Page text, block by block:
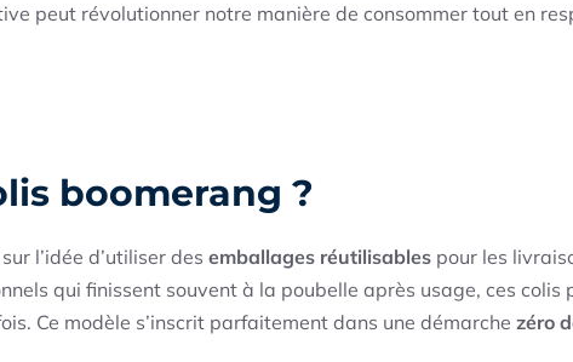
peut révolutionner notre manière de consommer tout en
boomerang ?
l’idée d’utiliser des emballages réutilisables pour les
qui finissent souvent à la poubelle après usage, ces colis
Ce modèle s’inscrit parfaitement dans une démarche zéro